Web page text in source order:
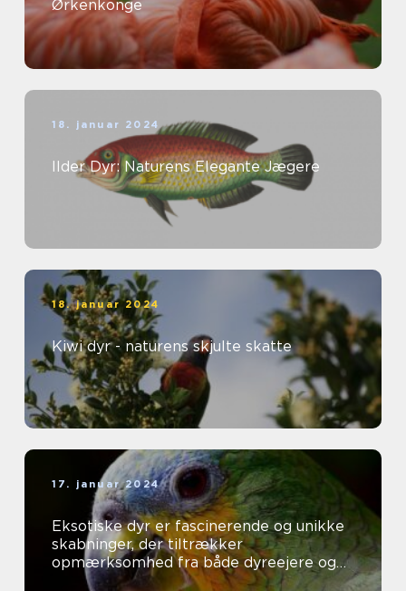
Ørkenkonge
18. januar 2024
Ilder Dyr: Naturens Elegante Jægere
18. januar 2024
Kiwi dyr - naturens skjulte skatte
17. januar 2024
Eksotiske dyr er fascinerende og unikke
skabninger, der tiltrækker
opmærksomhed fra både dyreejere og
dyreelskere over hele verden